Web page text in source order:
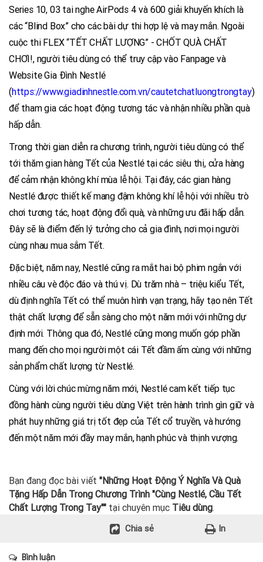
Series 10, 03 tai nghe AirPods 4 và 600 giải khuyến khích là
các “Blind Box” cho các bài dự thi hợp lệ và may mắn. Ngoài
cuộc thi FLEX “TẾT CHẤT LƯỢNG” - CHỐT QUÀ CHẤT
CHƠI!, người tiêu dùng có thể truy cập vào Fanpage và
Website Gia Đình Nestlé
(https://www.giadinhnestle.com.vn/cautetchatluongtrongtay)
để tham gia các hoạt động tương tác và nhận nhiều phần quà
hấp dẫn.
Trong thời gian diễn ra chương trình, người tiêu dùng có thể
tới thăm gian hàng Tết của Nestlé tại các siêu thị, cửa hàng
để cảm nhận không khí mùa lễ hội. Tại đây, các gian hàng
Nestlé được thiết kế mang đậm không khí lễ hội với nhiều trò
chơi tương tác, hoạt động đổi quà, và những ưu đãi hấp dẫn.
Đây sẽ là điểm đến lý tưởng cho cả gia đình, nơi mọi người
cùng nhau mua sắm Tết.
Đặc biệt, năm nay, Nestlé cũng ra mắt hai bộ phim ngắn với
nhiều câu vè độc đáo và thú vị. Dù trăm nhà – triệu kiểu Tết,
dù định nghĩa Tết có thể muôn hình vạn trạng, hãy tạo nên Tết
thật chất lượng để sẵn sàng cho một năm mới với những dự
định mới. Thông qua đó, Nestlé cũng mong muốn góp phần
mang đến cho mọi người một cái Tết đầm ấm cùng với những
sản phẩm chất lượng từ Nestlé.
Cùng với lời chúc mừng năm mới, Nestlé cam kết tiếp tục
đồng hành cùng người tiêu dùng Việt trên hành trình gìn giữ và
phát huy những giá trị tốt đẹp của Tết cổ truyền, và hướng
đến một năm mới đầy may mắn, hạnh phúc và thịnh vượng.
Bạn đang đọc bài viết "Những Hoạt Động Ý Nghĩa Và Quà
Tặng Hấp Dẫn Trong Chương Trình "Cùng Nestlé, Cầu Tết
Chất Lượng Trong Tay"" tại chuyên mục Tiêu dùng.
Chia sẻ In
Bình luận